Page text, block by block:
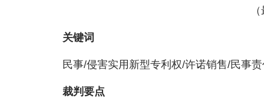
（最
关键词
民事/侵害实用新型专利权/许诺销售/民事责
裁判要点